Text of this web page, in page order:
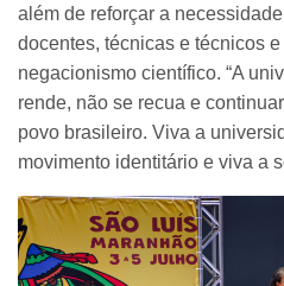
além de reforçar a
docentes, técnicas e técnicos
negacionismo científico. “A
rende, não se recua e
povo brasileiro. Viva a
movimento identitário e viva a